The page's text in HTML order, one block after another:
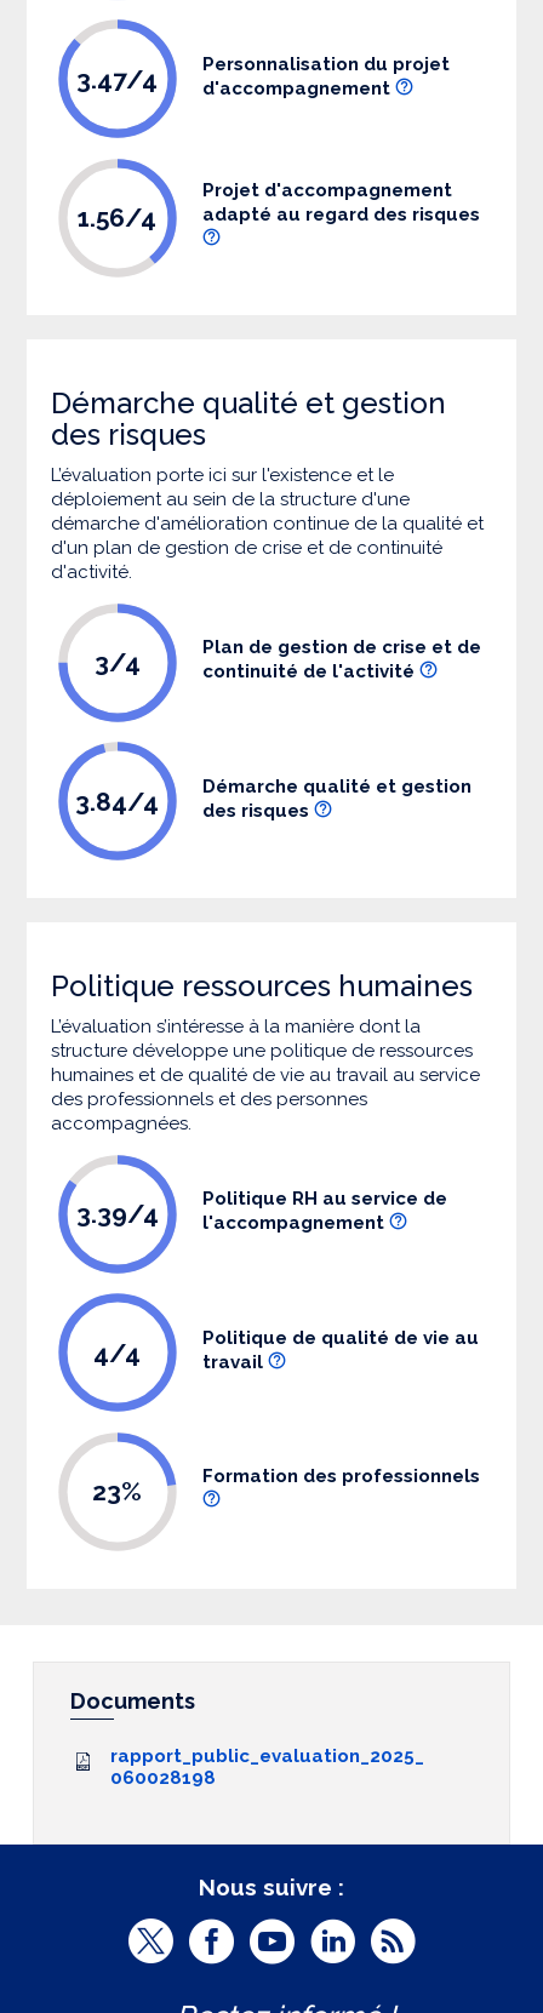
3.47/4
Personnalisation du projet
d'accompagnement
1.56/4
Projet d'accompagnement
adapté au regard des risques
Démarche qualité et gestion
des risques
L’évaluation porte ici sur l'existence et le
déploiement au sein de la structure d'une
démarche d'amélioration continue de la qualité et
d'un plan de gestion de crise et de continuité
d'activité.
3/4
Plan de gestion de crise et de
continuité de l'activité
3.84/4
Démarche qualité et gestion
des risques
Politique ressources humaines
L’évaluation s’intéresse à la manière dont la
structure développe une politique de ressources
humaines et de qualité de vie au travail au service
des professionnels et des personnes
accompagnées.
3.39/4
Politique RH au service de
l'accompagnement
4/4
Politique de qualité de vie au
travail
23% Formation des professionnels
Documents
rapport_public_evaluation_2025_
060028198
Nous suivre :
T
F
Y
L
R